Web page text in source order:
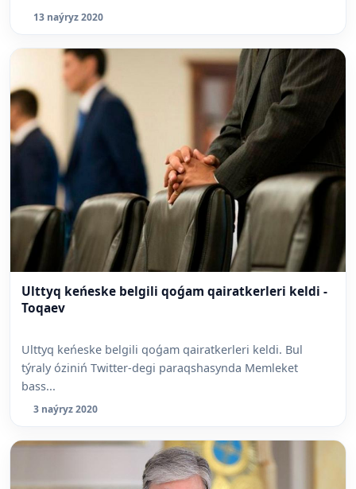
13 naýryz 2020
Ulttyq keńeske belgili qoǵam qairatkerleri keldi -
Toqaev
Ulttyq keńeske belgili qoǵam qairatkerleri keldi. Bul
týraly óziniń Twitter-degi paraqshasynda Memleket
bass...
3 naýryz 2020